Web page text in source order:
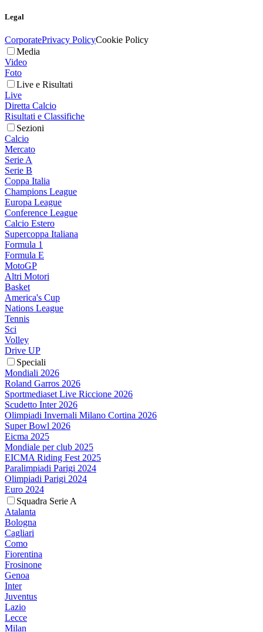
Legal
CorporatePrivacy PolicyCookie Policy
Media
Video
Foto
Live e Risultati
Live
Diretta Calcio
Risultati e Classifiche
Sezioni
Calcio
Mercato
Serie A
Serie B
Coppa Italia
Champions League
Europa League
Conference League
Calcio Estero
Supercoppa Italiana
Formula 1
Formula E
MotoGP
Altri Motori
Basket
America's Cup
Nations League
Tennis
Sci
Volley
Drive UP
Speciali
Mondiali 2026
Roland Garros 2026
Sportmediaset Live Riccione 2026
Scudetto Inter 2026
Olimpiadi Invernali Milano Cortina 2026
Super Bowl 2026
Eicma 2025
Mondiale per club 2025
EICMA Riding Fest 2025
Paralimpiadi Parigi 2024
Olimpiadi Parigi 2024
Euro 2024
Squadra Serie A
Atalanta
Bologna
Cagliari
Como
Fiorentina
Frosinone
Genoa
Inter
Juventus
Lazio
Lecce
Milan